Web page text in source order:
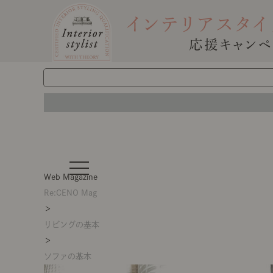
t
o
g
n
a
g
Web Magazine
Re:CENO Mag
＞
リビングの基本
＞
ソファの基本